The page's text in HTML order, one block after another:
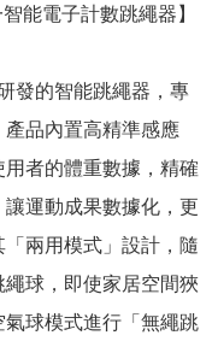
能電子計數跳繩器】
發的智能跳繩器，專
品內置高精準感應
者的體重數據，精確
運動成果數據化，更
兩用模式」設計，隨
球，即使家居空間狹
球模式進行「無繩跳